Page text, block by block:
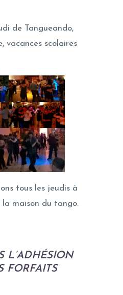
de Tangueando,
vacances scolaires
tous les jeudis à
maison du tango.
L’ADHÉSION
FORFAITS